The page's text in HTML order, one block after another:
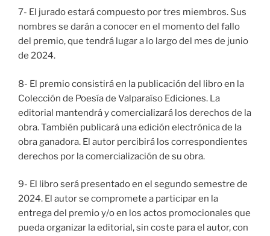
7- El jurado estará compuesto por tres miembros. Sus
nombres se darán a conocer en el momento del fallo
del premio, que tendrá lugar a lo largo del mes de junio
de 2024.
8- El premio consistirá en la publicación del libro en la
Colección de Poesía de Valparaíso Ediciones. La
editorial mantendrá y comercializará los derechos de la
obra. También publicará una edición electrónica de la
obra ganadora. El autor percibirá los correspondientes
derechos por la comercialización de su obra.
9- El libro será presentado en el segundo semestre de
2024. El autor se compromete a participar en la
entrega del premio y/o en los actos promocionales que
pueda organizar la editorial, sin coste para el autor, con